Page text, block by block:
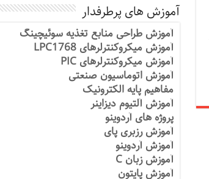
آموزش های پرطرفدار
آموزش طراحی منابع تغذیه سوئیچینگ
آموزش میکروکنترلرهای LPC1768
آموزش میکروکنترلرهای PIC
آموزش اتوماسیون صنعتی
مفاهیم پایه الکترونیک
آموزش آلتیوم دیزاینر
پروژه های آردوینو
آموزش رزبری پای
آموزش آردوینو
آموزش زبان C
آموزش پایتون